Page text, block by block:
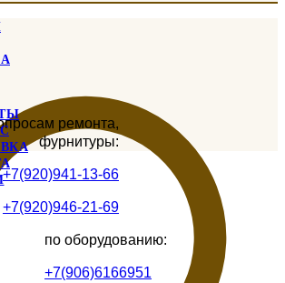
ремонта,
фурнитуры:
+7(920)941-13-66
+7(920)946-21-69
по оборудованию:
+7(906)6166951